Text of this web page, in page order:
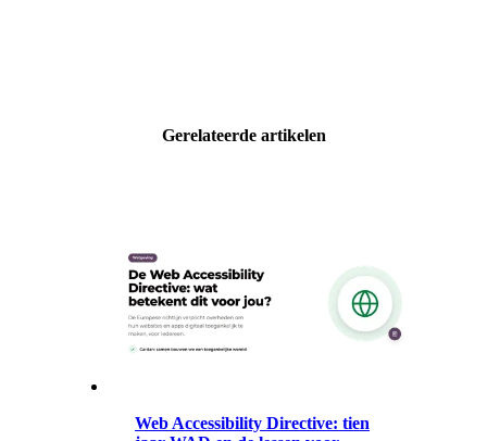
Gerelateerde artikelen
Web Accessibility Directive: tien